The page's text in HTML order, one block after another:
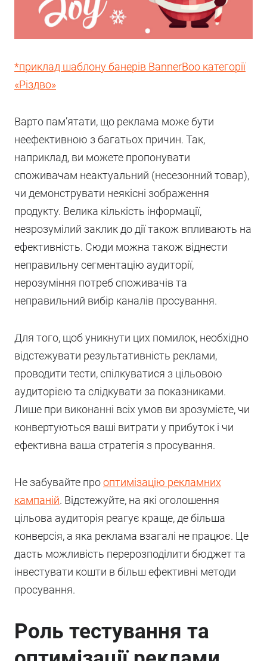
*приклад шаблону банерів BannerBoo категорії
«Різдво»
Варто пам’ятати, що реклама може бути
неефективною з багатьох причин. Так,
наприклад, ви можете пропонувати
споживачам неактуальний (несезонний товар),
чи демонструвати неякісні зображення
продукту. Велика кількість інформації,
незрозумілий заклик до дії також впливають на
ефективність. Сюди можна також віднести
неправильну сегментацію аудиторії,
нерозуміння потреб споживачів та
неправильний вибір каналів просування.
Для того, щоб уникнути цих помилок, необхідно
відстежувати результативність реклами,
проводити тести, спілкуватися з цільовою
аудиторією та слідкувати за показниками.
Лише при виконанні всіх умов ви зрозумієте, чи
конвертуються ваші витрати у прибуток і чи
ефективна ваша стратегія з просування.
Не забувайте прооптимізацію рекламних
кампаній. Відстежуйте, на які оголошення
цільова аудиторія реагує краще, де більша
конверсія, а яка реклама взагалі не працює. Це
дасть можливість перерозподілити бюджет та
інвестувати кошти в більш ефективні методи
просування.
Роль тестування та